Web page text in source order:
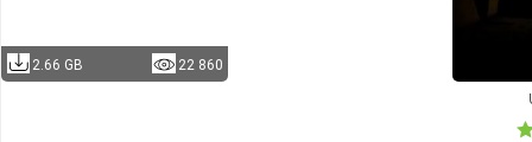
2.66 GB 22 860